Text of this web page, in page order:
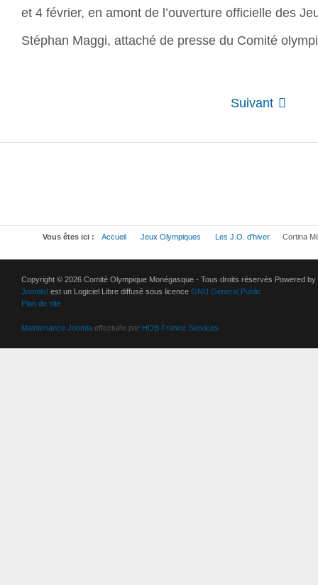
et 4 février, en amont de l’ouverture officielle des
Stéphan Maggi, attaché de presse du Comité
Suivant
Vous êtes ici : Accueil Jeux Olympiques Les J.O. d'hiver Cortina
Copyright © 2026 Comité Olympique Monégasque - Tous droits réservés Powered by
Joomla! est un Logiciel Libre diffusé sous licence GNU General Public
Plan de site
Maintenance Joomla effectuée par HOB France Services